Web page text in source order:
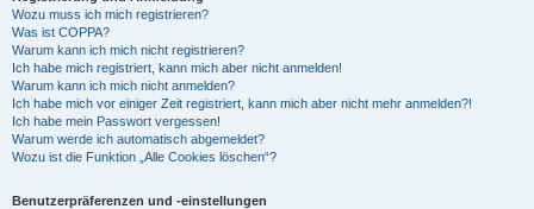
Wozu muss ich mich registrieren?
Was ist COPPA?
Warum kann ich mich nicht registrieren?
Ich habe mich registriert, kann mich aber nicht anmelden!
Warum kann ich mich nicht anmelden?
Ich habe mich vor einiger Zeit registriert, kann mich aber nicht mehr anmelden?!
Ich habe mein Passwort vergessen!
Warum werde ich automatisch abgemeldet?
Wozu ist die Funktion „Alle Cookies löschen“?
Benutzerpräferenzen und -einstellungen